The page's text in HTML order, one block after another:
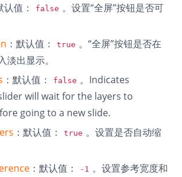
认值： false 。设置“全屏”按钮是否可
：默认值： true 。“全屏”按钮是否在
淡出显示。
：默认值： false 。Indicates
will wait for the layers to
going to a new slide.
：默认值： true 。设置是否自动缩
：默认值： -1 。设置参考宽度和